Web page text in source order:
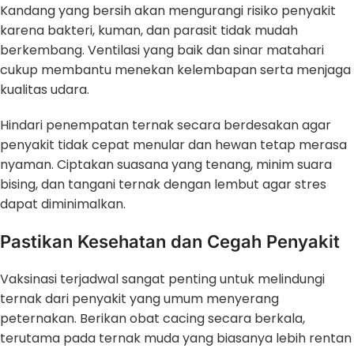
Kandang yang bersih akan mengurangi risiko penyakit
karena bakteri, kuman, dan parasit tidak mudah
berkembang. Ventilasi yang baik dan sinar matahari
cukup membantu menekan kelembapan serta menjaga
kualitas udara.
Hindari penempatan ternak secara berdesakan agar
penyakit tidak cepat menular dan hewan tetap merasa
nyaman. Ciptakan suasana yang tenang, minim suara
bising, dan tangani ternak dengan lembut agar stres
dapat diminimalkan.
Pastikan Kesehatan dan Cegah Penyakit
Vaksinasi terjadwal sangat penting untuk melindungi
ternak dari penyakit yang umum menyerang
peternakan. Berikan obat cacing secara berkala,
terutama pada ternak muda yang biasanya lebih rentan